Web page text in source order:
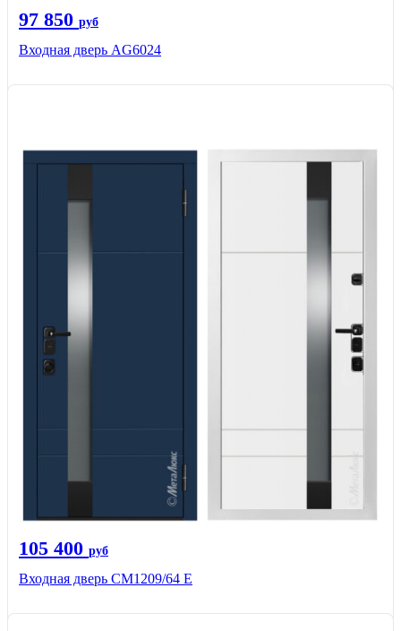
97 850 руб
Входная дверь AG6024
105 400 руб
Входная дверь CМ1209/64 Е